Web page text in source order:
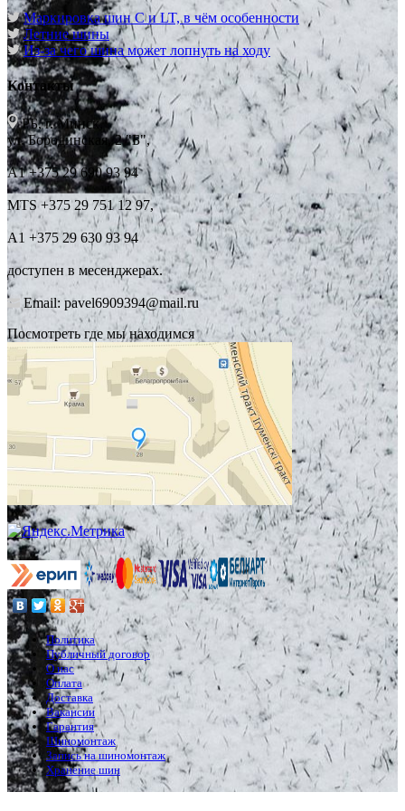
Маркировка шин C и LT, в чём особенности
Летние шины
Из-за чего шина может лопнуть на ходу
Контакты
РБ, г. Минск,
ул. Бородинская, 2 "Б",
А1 +375 29 690 93 94
MTS +375 29 751 12 97,
А1 +375 29 630 93 94
доступен в месенджерах.
Email: pavel6909394@mail.ru
Посмотреть где мы находимся
Политика
Публичный договор
О нас
Оплата
Доставка
Вакансии
Гарантия
Шиномонтаж
Запись на шиномонтаж
Хранение шин